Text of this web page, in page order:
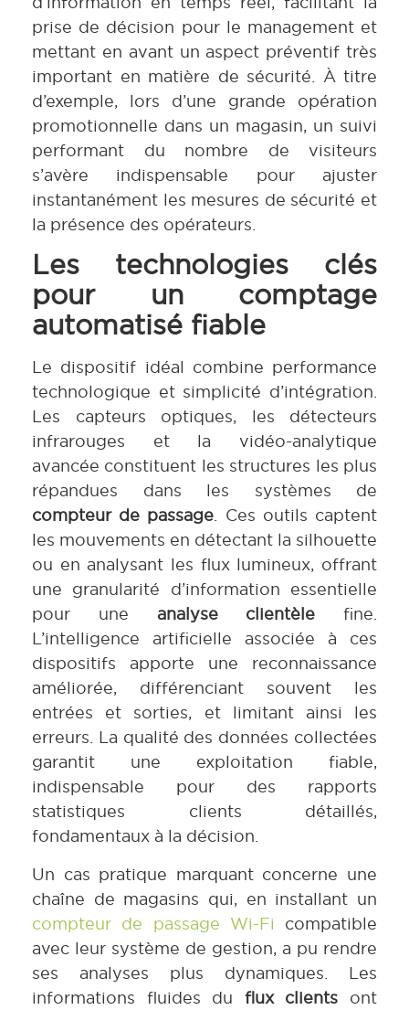
prise de décision pour le management et
mettant en avant un aspect préventif très
important en matière de sécurité. À titre
d’exemple, lors d’une grande opération
promotionnelle dans un magasin, un suivi
performant du nombre de visiteurs
s’avère indispensable pour ajuster
instantanément les mesures de sécurité et
la présence des opérateurs.
Les technologies clés
pour un comptage
automatisé fiable
Le dispositif idéal combine performance
technologique et simplicité d’intégration.
Les capteurs optiques, les détecteurs
infrarouges et la vidéo-analytique
avancée constituent les structures les plus
répandues dans les systèmes de
compteur de passage. Ces outils captent
les mouvements en détectant la silhouette
ou en analysant les flux lumineux, offrant
une granularité d’information essentielle
pour une analyse clientèle fine.
L’intelligence artificielle associée à ces
dispositifs apporte une reconnaissance
améliorée, différenciant souvent les
entrées et sorties, et limitant ainsi les
erreurs. La qualité des données collectées
garantit une exploitation fiable,
indispensable pour des rapports
statistiques clients détaillés,
fondamentaux à la décision.
Un cas pratique marquant concerne une
chaîne de magasins qui, en installant un
compteur de passage Wi-Fi compatible
avec leur système de gestion, a pu rendre
ses analyses plus dynamiques. Les
informations fluides du flux clients ont